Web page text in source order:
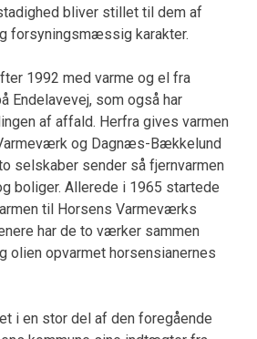
bliver stillet til dem af
forsyningsmæssig karakter.
1992 med varme og el fra
Endelavevej, som også har
af affald. Herfra gives varmen
og Dagnæs-Bækkelund
selskaber sender så fjernvarmen
boliger. Allerede i 1965 startede
til Horsens Varmeværks
har de to værker sammen
olien opvarmet horsensianernes
i en stor del af den foregående